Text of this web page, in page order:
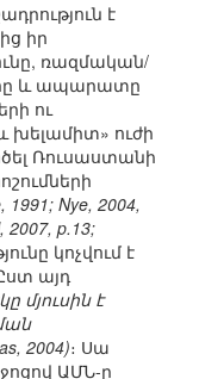
է
իր
ռազմական/
և ապարատը
ու
խելամիտ» ուժի
Ռուսաստանի
1991; Nye, 2004,
2007, p.13;
կոչվում է
այդ
մյուսին է
2004)։ Սա
ԱՄՆ-ը